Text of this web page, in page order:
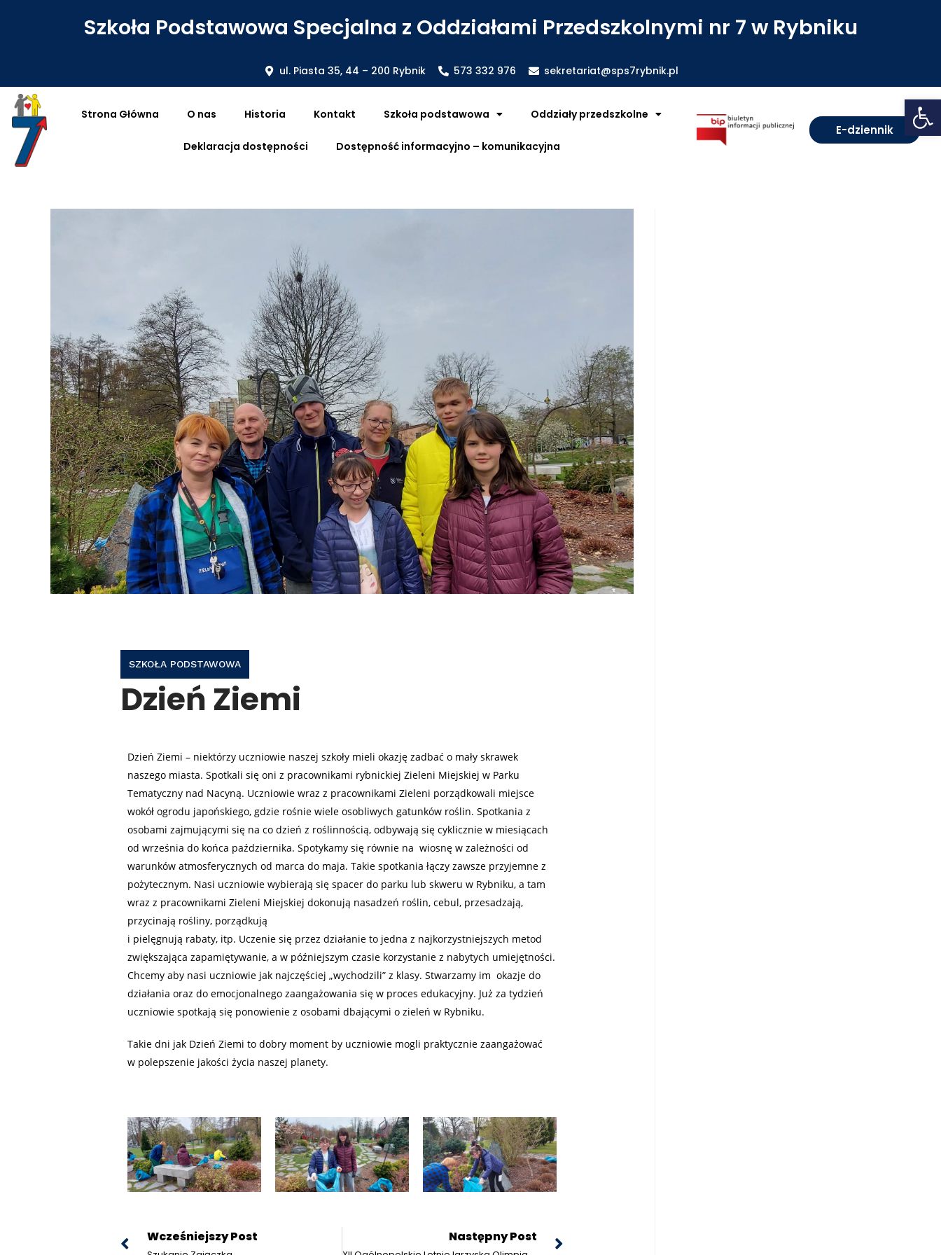
Open toolbar
Szkoła Podstawowa Specjalna z Oddziałami Przedszkolnymi nr 7 w Rybniku
ul. Piasta 35, 44 – 200 Rybnik 573 332 976 sekretariat@sps7rybnik.pl
Strona Główna O nas Historia Kontakt Szkoła podstawowa Oddziały przedszkolne
Deklaracja dostępności Dostępność informacyjno – komunikacyjna
E-dziennik
SZKOŁA PODSTAWOWA
Dzień Ziemi
Dzień Ziemi – niektórzy uczniowie naszej szkoły mieli okazję zadbać o mały skrawek
naszego miasta. Spotkali się oni z pracownikami rybnickiej Zieleni Miejskiej w Parku
Tematyczny nad Nacyną. Uczniowie wraz z pracownikami Zieleni porządkowali miejsce
wokół ogrodu japońskiego, gdzie rośnie wiele osobliwych gatunków roślin. Spotkania z
osobami zajmującymi się na co dzień z roślinnością, odbywają się cyklicznie w miesiącach
od września do końca października. Spotykamy się równie na wiosnę w zależności od
warunków atmosferycznych od marca do maja. Takie spotkania łączy zawsze przyjemne z
pożytecznym. Nasi uczniowie wybierają się spacer do parku lub skweru w Rybniku, a tam
wraz z pracownikami Zieleni Miejskiej dokonują nasadzeń roślin, cebul, przesadzają,
przycinają rośliny, porządkują
i pielęgnują rabaty, itp. Uczenie się przez działanie to jedna z najkorzystniejszych metod
zwiększająca zapamiętywanie, a w późniejszym czasie korzystanie z nabytych umiejętności.
Chcemy aby nasi uczniowie jak najczęściej „wychodzili” z klasy. Stwarzamy im okazje do
działania oraz do emocjonalnego zaangażowania się w proces edukacyjny. Już za tydzień
uczniowie spotkają się ponowienie z osobami dbającymi o zieleń w Rybniku.
Takie dni jak Dzień Ziemi to dobry moment by uczniowie mogli praktycznie zaangażować
w polepszenie jakości życia naszej planety.
Wcześniejszy Post Następny Post